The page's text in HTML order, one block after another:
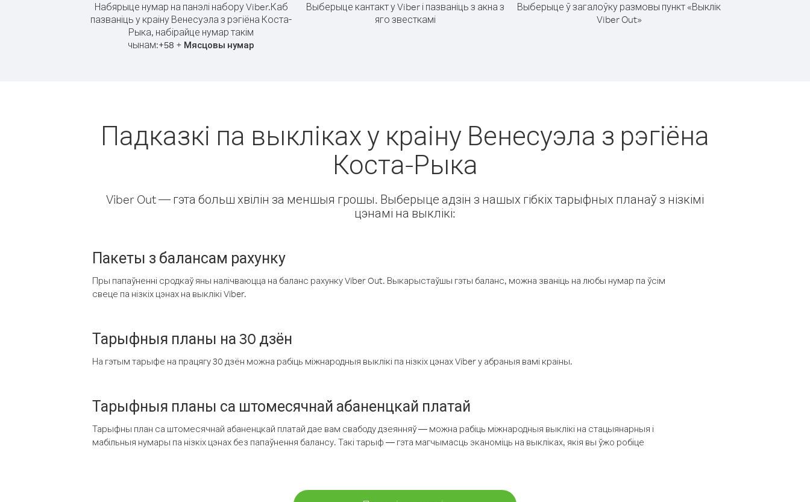
Набярыце нумар на панэлі набору Viber.Каб
пазваніць у краіну Венесуэла з рэгіёна Коста-
Рыка, набірайце нумар такім
чынам:+58 + Мясцовы нумар
Выберыце кантакт у Viber і пазваніць з акна з
яго звесткамі
Выберыце ў загалоўку размовы пункт «Выклік
Viber Out»
Падказкі па выкліках у краіну Венесуэла з рэгіёна
Коста-Рыка
Viber Out — гэта больш хвілін за меншыя грошы. Выберыце адзін з нашых гібкіх тарыфных планаў з нізкімі
цэнамі на выклікі:
Пакеты з балансам рахунку
Пры папаўненні сродкаў яны налічваюцца на баланс рахунку Viber Out. Выкарыстаўшы гэты баланс, можна званіць на любы нумар па ўсім
свеце па нізкіх цэнах на выклікі Viber.
Тарыфныя планы на 30 дзён
На гэтым тарыфе на працягу 30 дзён можна рабіць міжнародныя выклікі па нізкіх цэнах Viber у абраныя вамі краіны.
Тарыфныя планы са штомесячнай абаненцкай платай
Тарыфны план са штомесячнай абаненцкай платай дае вам свабоду дзеянняў — можна рабіць міжнародныя выклікі на стацыянарныя і
мабільныя нумары па нізкіх цэнах без папаўнення балансу. Такі тарыф — гэта магчымасць эканоміць на выкліках, якія вы ўжо робіце